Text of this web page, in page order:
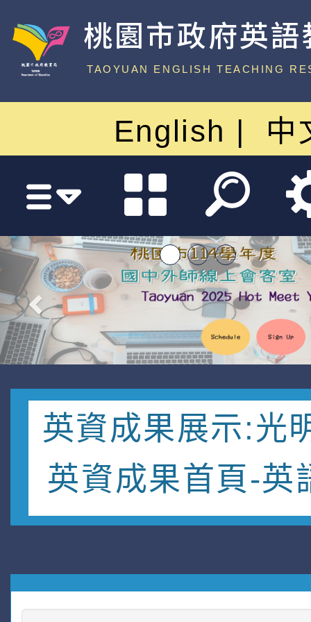
桃園市政府英
中心
TAOYUAN ENGLISH TEACHING
English 中
英資成果展示:光
英資成果首頁-英